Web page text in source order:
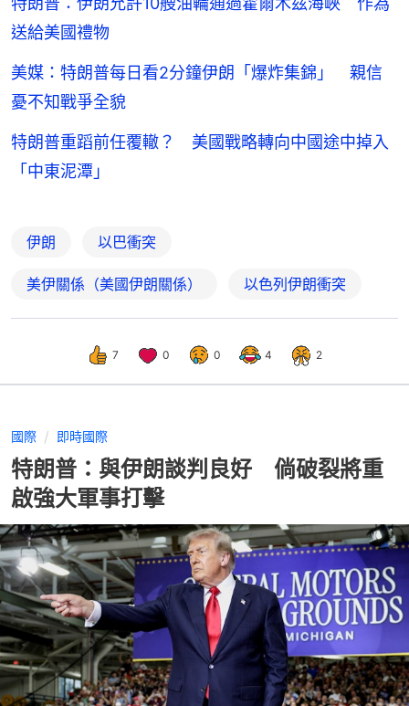
送給美國禮物
美媒：特朗普每日看2分鐘伊朗「爆炸集錦」 親信
憂不知戰爭全貌
特朗普重蹈前任覆轍？ 美國戰略轉向中國途中掉入
「中東泥潭」
伊朗 以巴衝突
美伊關係（美國伊朗關係） 以色列伊朗衝突
7 0 0 4 2
國際 即時國際
特朗普：與伊朗談判良好 倘破裂將重
啟強大軍事打擊